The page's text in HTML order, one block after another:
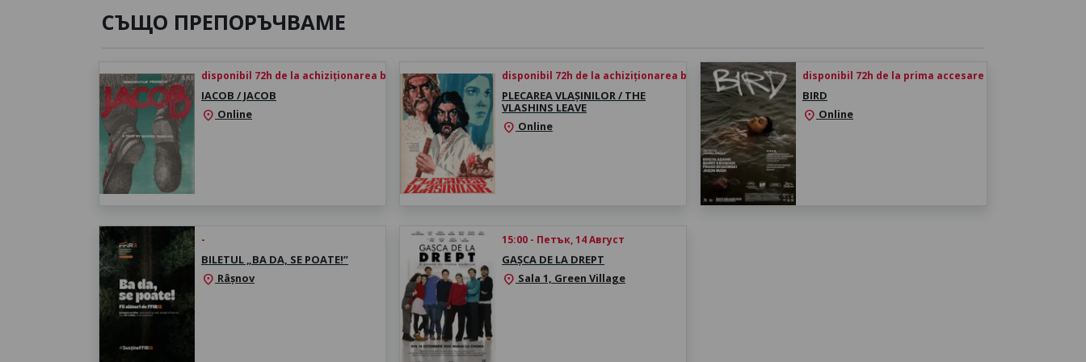
СЪЩО ПРЕПОРЪЧВАМЕ
disponibil 72h de la achiziționarea biletului
IACOB / JACOB
location_on Online
disponibil 72h de la achiziționarea biletului
PLECAREA VLAȘINILOR / THE
VLASHINS LEAVE
location_on Online
disponibil 72h de la prima accesare
BIRD
location_on Online
-
BILETUL „BA DA, SE POATE!”
location_on Râșnov
15:00 - Петък, 14 Август
GAȘCA DE LA DREPT
location_on Sala 1, Green Village